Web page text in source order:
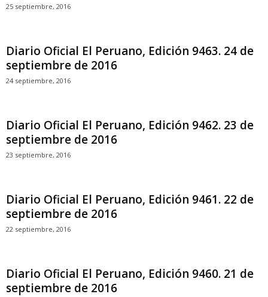
25 septiembre, 2016
Diario Oficial El Peruano, Edición 9463. 24 de
septiembre de 2016
24 septiembre, 2016
Diario Oficial El Peruano, Edición 9462. 23 de
septiembre de 2016
23 septiembre, 2016
Diario Oficial El Peruano, Edición 9461. 22 de
septiembre de 2016
22 septiembre, 2016
Diario Oficial El Peruano, Edición 9460. 21 de
septiembre de 2016